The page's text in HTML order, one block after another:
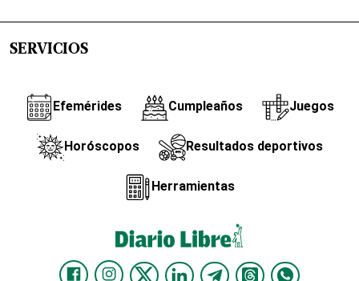
SERVICIOS
Efemérides Cumpleaños Juegos
Horóscopos Resultados deportivos
Herramientas